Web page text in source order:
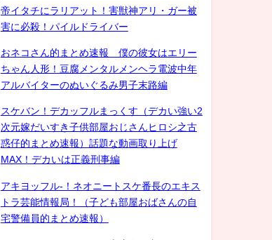
帝イタチにラリアット！害獣神アリ・ガー被
害に必殺！パイルドライバー
おネコさん的まとめ速報 僕の彼女はエリー
ちゃん人形！豆腐メンタルメンヘラ電波中年
アルバイターのぬいぐるみ男子末路編
スケバン！デカッフルまっくす（デカい強い2
次元嫁だいすき子供部屋おじさんヒロシ之古
惑仔的まとめ速報）話題な動画取り上げ
MAX！デカいは正義刑事編
アキヨッフル-！ネオニートスケ番長のエキス
トラ芸能情報局！（子ども部屋おばさんの自
宅警備員的まとめ速報）